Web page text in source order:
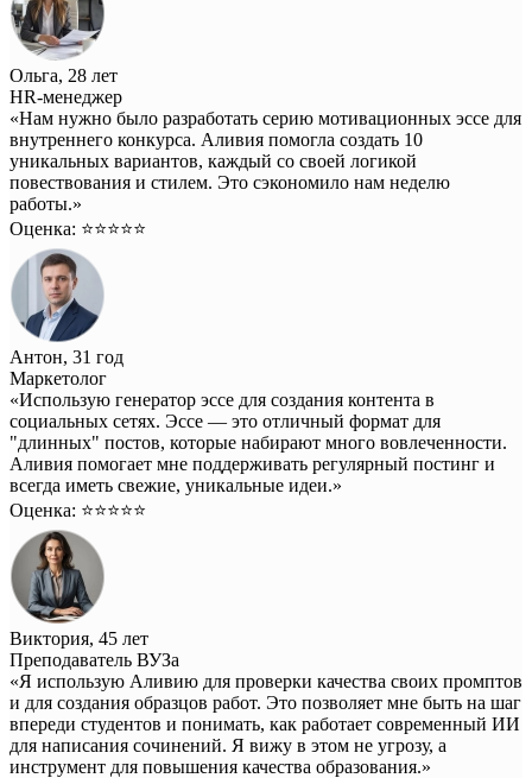
Ольга, 28 лет
HR-менеджер
«Нам нужно было разработать серию мотивационных эссе для
внутреннего конкурса. Аливия помогла создать 10
уникальных вариантов, каждый со своей логикой
повествования и стилем. Это сэкономило нам неделю
работы.»
Оценка: ⭐️⭐️⭐️⭐️⭐️
Антон, 31 год
Маркетолог
«Использую генератор эссе для создания контента в
социальных сетях. Эссе — это отличный формат для
"длинных" постов, которые набирают много вовлеченности.
Аливия помогает мне поддерживать регулярный постинг и
всегда иметь свежие, уникальные идеи.»
Оценка: ⭐️⭐️⭐️⭐️⭐️
Виктория, 45 лет
Преподаватель ВУЗа
«Я использую Аливию для проверки качества своих промптов
и для создания образцов работ. Это позволяет мне быть на шаг
впереди студентов и понимать, как работает современный ИИ
для написания сочинений. Я вижу в этом не угрозу, а
инструмент для повышения качества образования.»